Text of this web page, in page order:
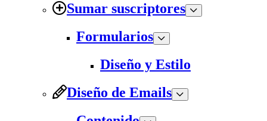
Sumar suscriptores
Formularios
Diseño y Estilo
Diseño de Emails